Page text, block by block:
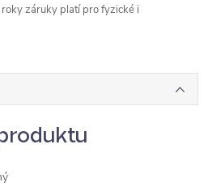
záruky platí pro fyzické i